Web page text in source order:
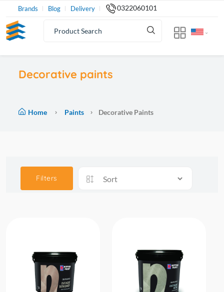
Brands Blog Delivery 0322060101
Decorative paints
Home Paints Decorative Paints
Filters